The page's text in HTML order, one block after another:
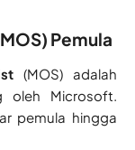
Pemula
(MOS) adalah
oleh Microsoft.
pemula hingga